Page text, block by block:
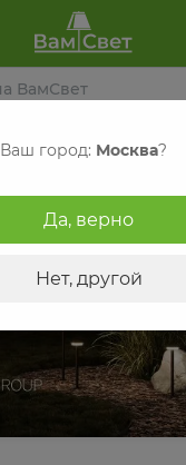
Ваш город: Москва?
Да, верно
Нет, другой